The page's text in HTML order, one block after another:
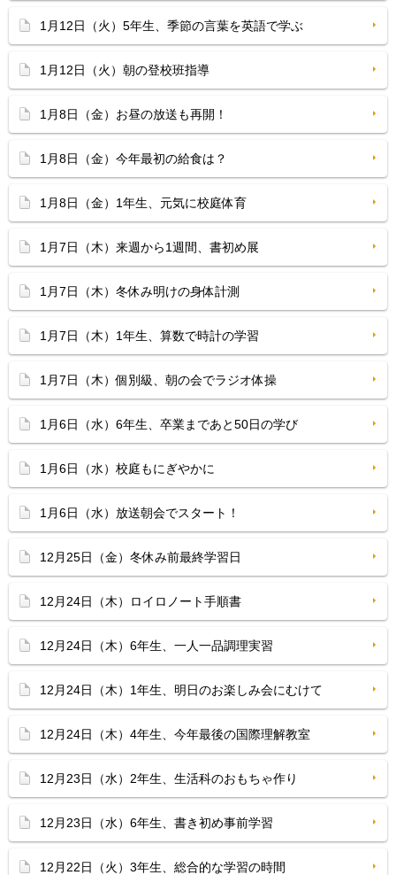
1月12日（火）5年生、季節の言葉を英語で学ぶ
1月12日（火）朝の登校班指導
1月8日（金）お昼の放送も再開！
1月8日（金）今年最初の給食は？
1月8日（金）1年生、元気に校庭体育
1月7日（木）来週から1週間、書初め展
1月7日（木）冬休み明けの身体計測
1月7日（木）1年生、算数で時計の学習
1月7日（木）個別級、朝の会でラジオ体操
1月6日（水）6年生、卒業まであと50日の学び
1月6日（水）校庭もにぎやかに
1月6日（水）放送朝会でスタート！
12月25日（金）冬休み前最終学習日
12月24日（木）ロイロノート手順書
12月24日（木）6年生、一人一品調理実習
12月24日（木）1年生、明日のお楽しみ会にむけて
12月24日（木）4年生、今年最後の国際理解教室
12月23日（水）2年生、生活科のおもちゃ作り
12月23日（水）6年生、書き初め事前学習
12月22日（火）3年生、総合的な学習の時間